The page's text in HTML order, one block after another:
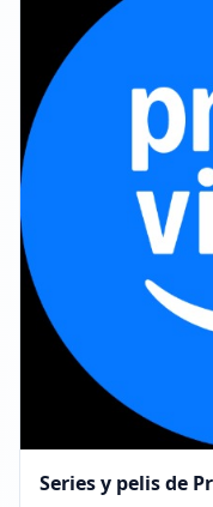
Series y pelis de